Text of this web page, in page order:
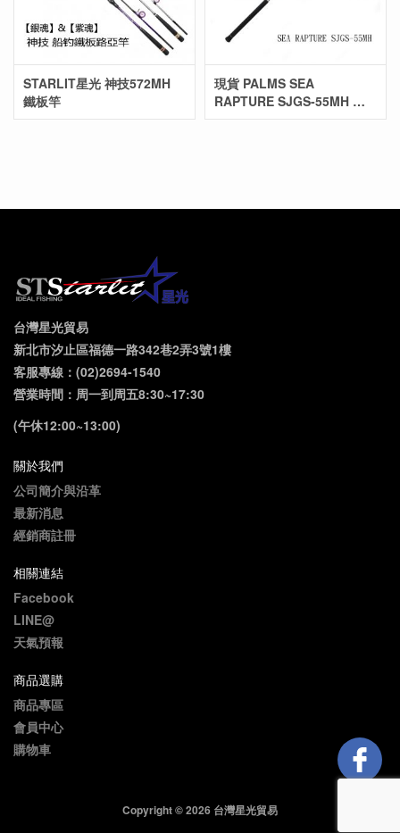
STARLIT星光 神技572MH
鐵板竿
現貨 PALMS SEA
RAPTURE SJGS-55MH 鐵
板船竿
台灣星光貿易
新北市汐止區福德一路342巷2弄3號1樓
客服專線：(02)2694-1540
營業時間：周一到周五8:30~17:30
(午休12:00~13:00)
關於我們
公司簡介與沿革
最新消息
經銷商註冊
相關連結
Facebook
LINE@
天氣預報
商品選購
商品專區
會員中心
購物車
Copyright © 2026 台灣星光貿易